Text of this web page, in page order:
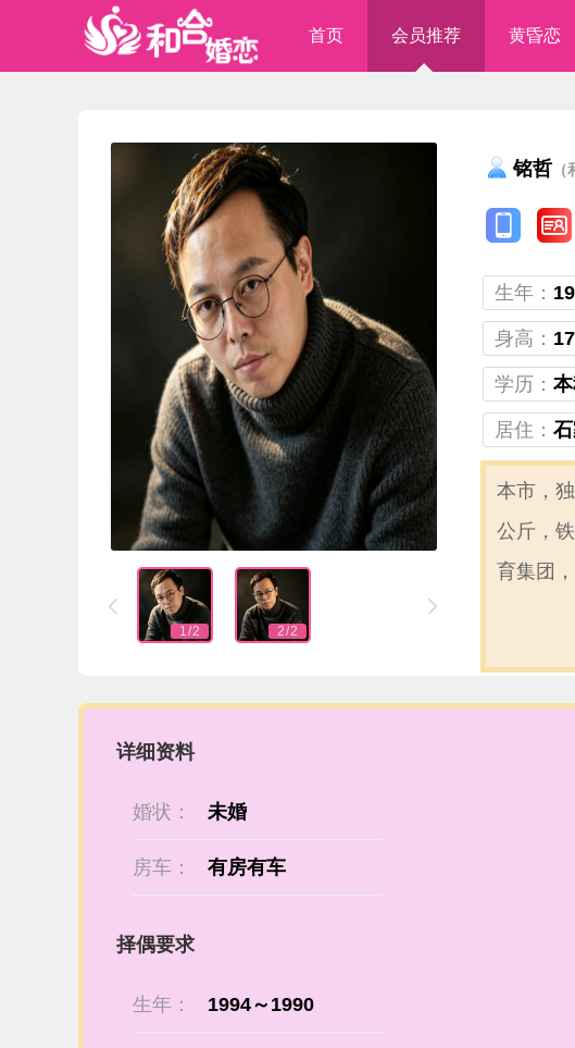
首页 会员推荐 黄昏恋

1/2 2/2

铭哲
生年：
身高：
学历：
居住：
本市，
公斤，
育集团
详细资料
婚状： 未婚
房车： 有房有车
择偶要求
生年： 1994～1990